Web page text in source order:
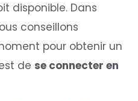
disponible. Dans
conseillons
pour obtenir un
de se connecter en